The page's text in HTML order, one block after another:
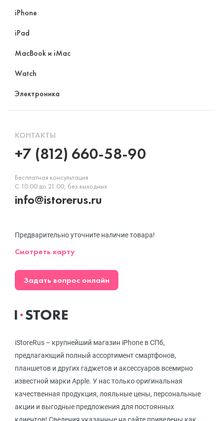
iStoreRus – крупнейший магазин iPhone в СПб,
предлагающий полный ассортимент смартфонов,
планшетов и других гаджетов и аксессуаров всемирно
известной марки Apple. У нас только оригинальная
качественная продукция, лояльные цены, персональные
акции и выгодные предложения для постоянных
iPhone
iPad
MacBook и iMac
Watch
Электроника
КОНТАКТЫ
+7 (812) 660-58-90
Бесплатная консультация
С 10:00 до 21:00, без выходных
info@istorerus.ru
Предварительно уточните наличие товара!
Смотреть карту
Задать вопрос онлайн